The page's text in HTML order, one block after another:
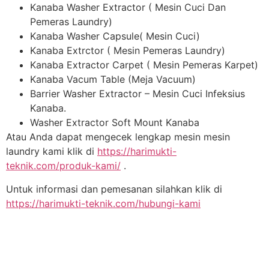
Kanaba Washer Extractor ( Mesin Cuci Dan
Pemeras Laundry)
Kanaba Washer Capsule( Mesin Cuci)
Kanaba Extrctor ( Mesin Pemeras Laundry)
Kanaba Extractor Carpet ( Mesin Pemeras Karpet)
Kanaba Vacum Table (Meja Vacuum)
Barrier Washer Extractor – Mesin Cuci Infeksius
Kanaba.
Washer Extractor Soft Mount Kanaba
Atau Anda dapat mengecek lengkap mesin mesin
laundry kami klik di https://harimukti-
teknik.com/produk-kami/ .
Untuk informasi dan pemesanan silahkan klik di
https://harimukti-teknik.com/hubungi-kami